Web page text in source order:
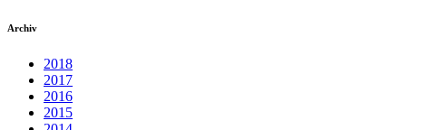
Archiv
2018
2017
2016
2015